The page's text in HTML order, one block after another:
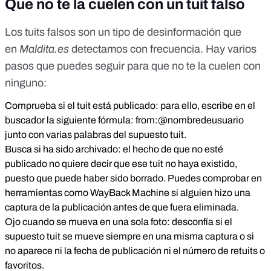
Que no te la cuelen con un tuit falso
Los tuits falsos son un tipo de desinformación que
en Maldita.es detectamos con frecuencia. Hay varios
pasos que puedes seguir para que no te la cuelen con
ninguno:
Comprueba si el tuit está publicado: para ello, escribe en el
buscador la siguiente fórmula: from:@nombredeusuario
junto con varias palabras del supuesto tuit.
Busca si ha sido archivado: el hecho de que no esté
publicado no quiere decir que ese tuit no haya existido,
puesto que puede haber sido borrado. Puedes comprobar en
herramientas como WayBack Machine si alguien hizo una
captura de la publicación antes de que fuera eliminada.
Ojo cuando se mueva en una sola foto: desconfía si el
supuesto tuit se mueve siempre en una misma captura o si
no aparece ni la fecha de publicación ni el número de retuits o
favoritos.